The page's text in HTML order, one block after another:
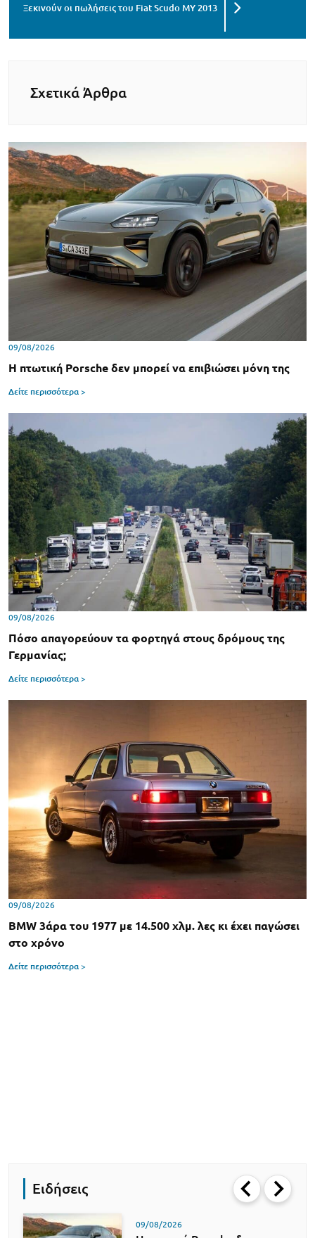
Ξεκινούν οι πωλήσεις του Fiat Scudo MY 2013
Σχετικά Άρθρα
09/08/2026
Η πτωτική Porsche δεν μπορεί να επιβιώσει μόνη της
Δείτε περισσότερα >
09/08/2026
Πόσο απαγορεύουν τα φορτηγά στους δρόμους της
Γερμανίας;
Δείτε περισσότερα >
09/08/2026
BMW 3άρα του 1977 με 14.500 χλμ. λες κι έχει παγώσει
στο χρόνο
Δείτε περισσότερα >
Ειδήσεις
09/08/2026